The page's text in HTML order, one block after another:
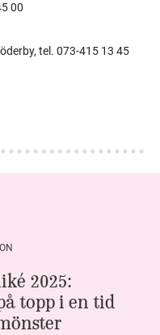
00
tel. 073-415 13 45
2025:
topp i en tid